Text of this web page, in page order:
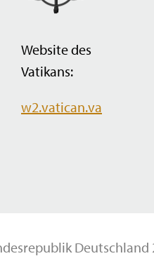
Website des
Vatikans:
w2.vatican.va
Deutschland